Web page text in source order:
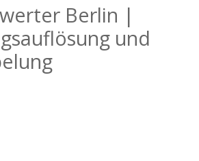
Berlin |
und